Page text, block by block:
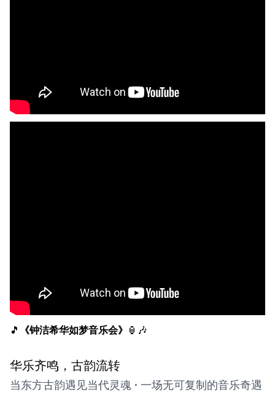
🎵 《钟洁希华如梦音乐会》 🏮🎶
华乐齐鸣，古韵流转
当东方古韵遇见当代灵魂 · 一场无可复制的音乐奇遇